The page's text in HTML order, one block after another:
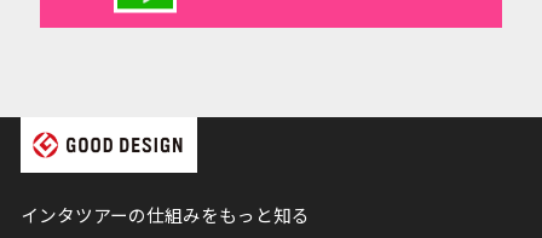
インタツアーの仕組みをもっと知る